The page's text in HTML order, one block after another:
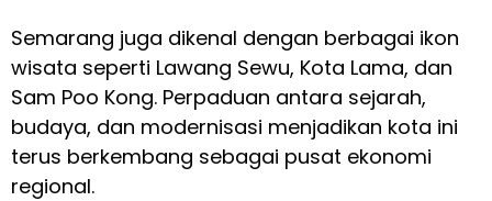
Semarang juga dikenal dengan berbagai ikon
wisata seperti Lawang Sewu, Kota Lama, dan
Sam Poo Kong. Perpaduan antara sejarah,
budaya, dan modernisasi menjadikan kota ini
terus berkembang sebagai pusat ekonomi
regional.